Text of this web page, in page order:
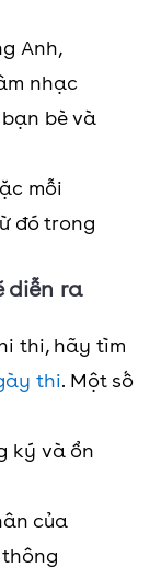
Anh,
nhạc
bè và
mỗi
đó trong
diễn ra
thi, hãy tìm
thi. Một số
ký và ổn
của